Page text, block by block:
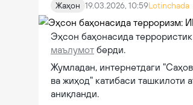
Жаҳон 19.03.2026, 10:59Lotinchada
Эҳсон баҳонасида
маълумот берди.
Жумладан, интернетдаги
ва жиҳод" катибаси ташкилоти
аниқланди.